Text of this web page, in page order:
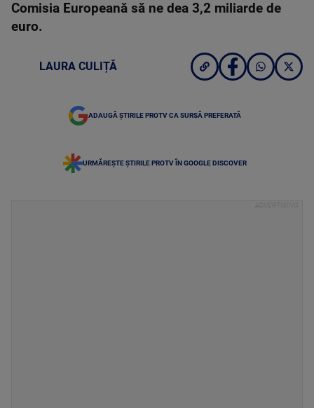
Comisia Europeană să ne dea 3,2 miliarde de
euro.
LAURA CULIȚĂ
ADAUGĂ ȘTIRILE PROTV CA SURSĂ PREFERATĂ
URMĂREȘTE ȘTIRILE PROTV ÎN GOOGLE DISCOVER